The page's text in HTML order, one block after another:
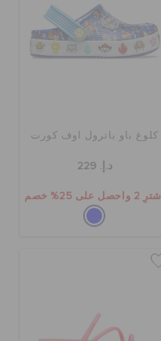
كلوغ باو باترول اوف كورت
د.إ. 229
اشترِ 2 واحصل على 25% خصم